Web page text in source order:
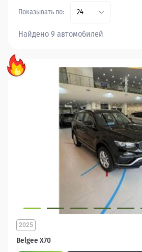
Показывать по: 24
Найдено 9 автомобилей
Belgee X70
2025